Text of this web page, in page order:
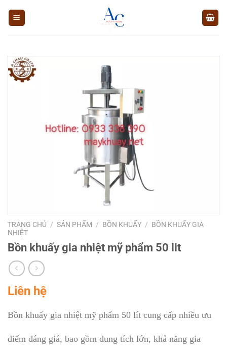
TRANG CHỦ / SẢN PHẨM / BỒN KHUẤY / BỒN KHUẤY GIA
NHIỆT
Bồn khuấy gia nhiệt mỹ phẩm 50 lit
Liên hệ
Bồn khuấy gia nhiệt mỹ phẩm 50 lít cung cấp nhiều ưu
điểm đáng giá, bao gồm dung tích lớn, khả năng gia